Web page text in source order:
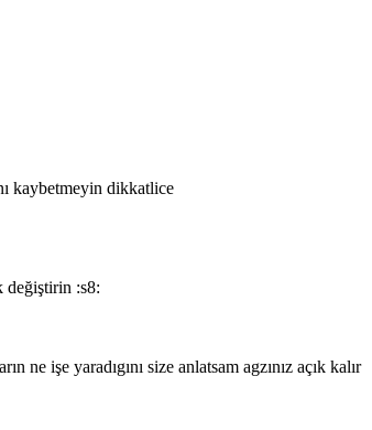
kaybetmeyin dikkatlice
değiştirin :s8:
işe yaradıgını size anlatsam agzınız açık kalır